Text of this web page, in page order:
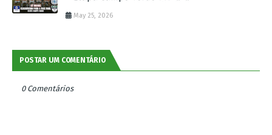
May 25, 2026
POSTAR UM COMENTÁRIO
0 Comentários